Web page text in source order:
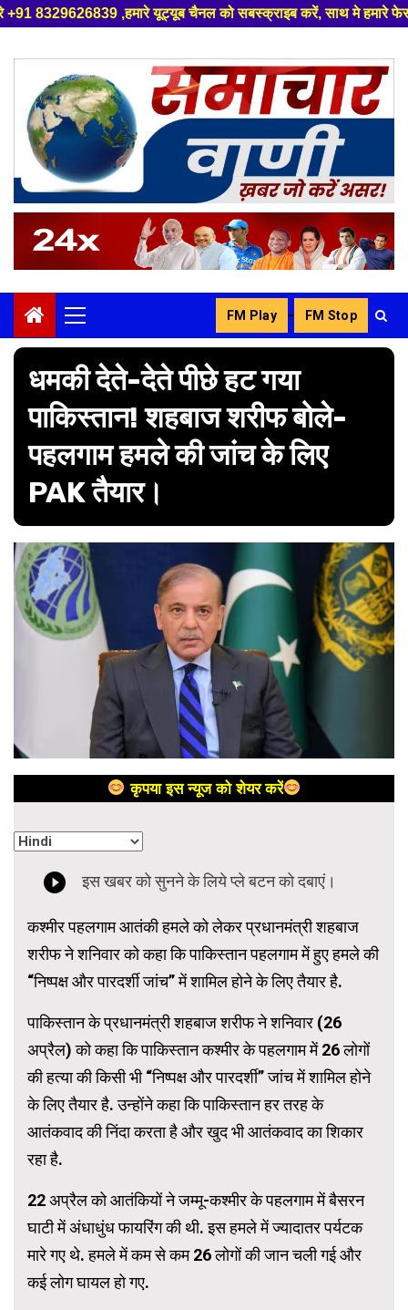
यूट्यूब चैनल को सबस्क्राइब करें, साथ मे हमारे फेसबुक को लाइक जरूर
content
Primary
Menu
FM Play - FM Stop
धमकी देते-देते पीछे हट गया
पाकिस्तान! शहबाज शरीफ बोले-
पहलगाम हमले की जांच के लिए
PAK तैयार।
कृपया इस न्यूज को शेयर करें
कश्मीर पहलगाम आतंकी हमले को लेकर प्रधानमंत्री शहबाज
शरीफ ने शनिवार को कहा कि पाकिस्तान पहलगाम में हुए हमले की
“निष्पक्ष और पारदर्शी जांच” में शामिल होने के लिए तैयार है.
पाकिस्तान के प्रधानमंत्री शहबाज शरीफ ने शनिवार (26
अप्रैल) को कहा कि पाकिस्तान कश्मीर के पहलगाम में 26 लोगों
की हत्या की किसी भी “निष्पक्ष और पारदर्शी” जांच में शामिल होने
के लिए तैयार है. उन्होंने कहा कि पाकिस्तान हर तरह के
आतंकवाद की निंदा करता है और खुद भी आतंकवाद का शिकार
रहा है.
22 अप्रैल को आतंकियों ने जम्मू-कश्मीर के पहलगाम में बैसरन
घाटी में अंधाधुंध फायरिंग की थी. इस हमले में ज्यादातर पर्यटक
मारे गए थे. हमले में कम से कम 26 लोगों की जान चली गई और
कई लोग घायल हो गए.